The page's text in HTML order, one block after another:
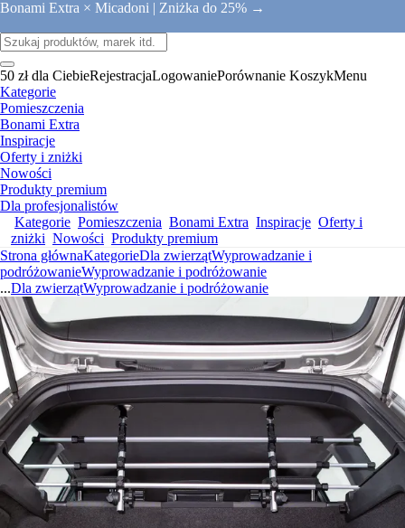
Bonami Extra × Micadoni | Zniżka do 25% →
50 zł dla CiebieRejestracjaLogowaniePorównanie KoszykMenu
Kategorie
Pomieszczenia
Bonami Extra
Inspiracje
Oferty i zniżki
Nowości
Produkty premium
Dla profesjonalistów
Kategorie Pomieszczenia Bonami Extra Inspiracje Oferty i
zniżki Nowości Produkty premium
Strona głównaKategorieDla zwierzątWyprowadzanie i
podróżowanieWyprowadzanie i podróżowanie
...Dla zwierzątWyprowadzanie i podróżowanie